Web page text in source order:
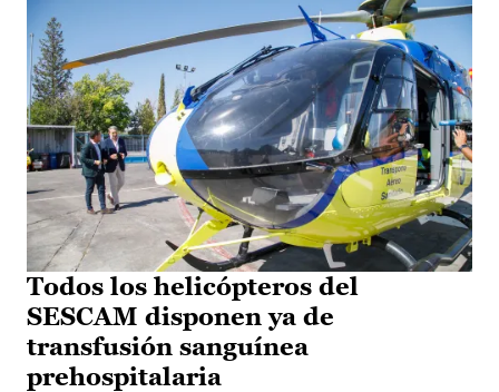
Todos los helicópteros del
SESCAM disponen ya de
transfusión sanguínea
prehospitalaria